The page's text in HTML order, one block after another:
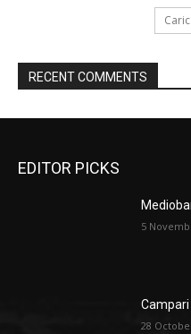
RECENT COMMENTS
EDITOR PICKS
5
28